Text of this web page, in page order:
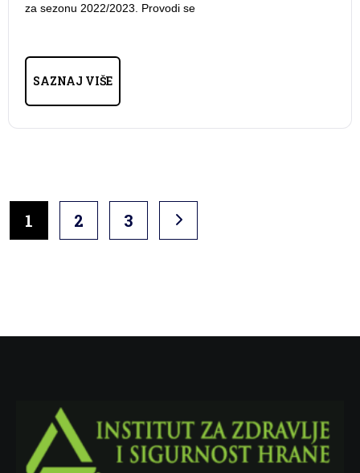
za sezonu 2022/2023. Provodi se
SAZNAJ VIŠE
1 2 3